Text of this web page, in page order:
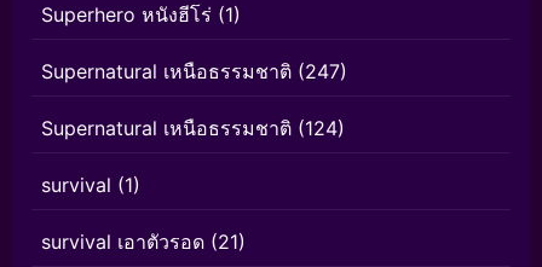
Superhero หนังฮีโร่ (1)
Supernatural เหนือธรรมชาติ (247)
Supernatural เหนือธรรมชาติ (124)
survival (1)
survival เอาตัวรอด (21)